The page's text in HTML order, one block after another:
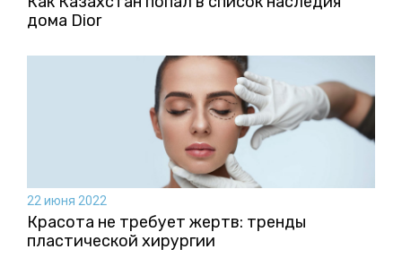
дома Dior
22 июня 2022
Красота не требует жертв: тренды
пластической хирургии